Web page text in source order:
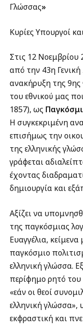
Γλώσσας»
Κυρίες Υπουργοί
Στις 12 Νοεμβρίου
από την 43η
ανακήρυξη της
του εθνικού μας
1857), ως
Η συγκεκριμένη
επισήμως την
της ελληνικής
γράφεται
έχοντας
δημιουργία και
Αξίζει να
της παγκόσμιας
Ευαγγέλια,
παγκόσμιο
ελληνική γλώσσα.
περίφημο ρητό
«εάν οι θεοί
ελληνική γλώσσα»,
εκφραστική και